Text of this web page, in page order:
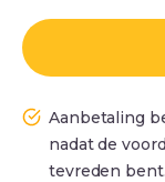
Aanbetaling
nadat de
tevreden bent.